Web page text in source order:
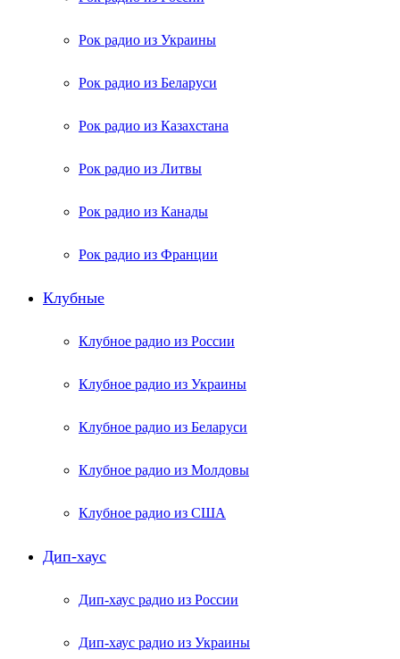
Рок радио из Украины
Рок радио из Беларуси
Рок радио из Казахстана
Рок радио из Литвы
Рок радио из Канады
Рок радио из Франции
Клубные
Клубное радио из России
Клубное радио из Украины
Клубное радио из Беларуси
Клубное радио из Молдовы
Клубное радио из США
Дип-хаус
Дип-хаус радио из России
Дип-хаус радио из Украины